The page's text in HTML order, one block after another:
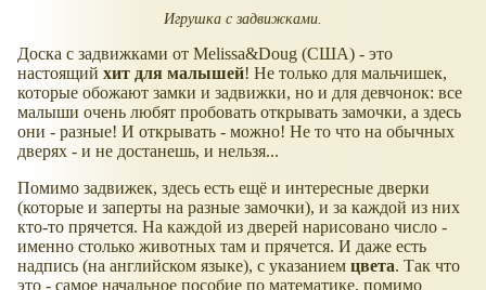
Игрушка с задвижками.
Доска с задвижками от Melissa&Doug (США) - это
настоящий хит для малышей! Не только для мальчишек,
которые обожают замки и задвижки, но и для девчонок: все
малыши очень любят пробовать открывать замочки, а здесь
они - разные! И открывать - можно! Не то что на обычных
дверях - и не достанешь, и нельзя...
Помимо задвижек, здесь есть ещё и интересные дверки
(которые и заперты на разные замочки), и за каждой из них
кто-то прячется. На каждой из дверей нарисовано число -
именно столько животных там и прячется. И даже есть
надпись (на английском языке), с указанием цвета. Так что
это - самое начальное пособие по математике, помимо